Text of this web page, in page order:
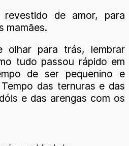
revestido de amor, para
mamães.
olhar para trás, lembrar
tudo passou rápido em
de ser pequenino e
das ternuras e das
e das arengas com os